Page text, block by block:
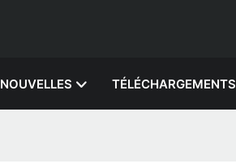
NOUVELLES TÉLÉCHARGEMENTS